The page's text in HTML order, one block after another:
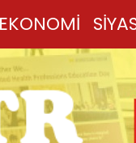
EKONOMİ